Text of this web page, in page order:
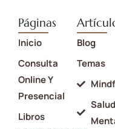
Páginas
Inicio
Consulta
Online Y
Presencial
Libros
Blog
Temas
Salud